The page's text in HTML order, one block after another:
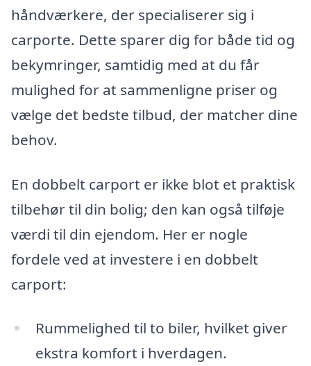
håndværkere, der specialiserer sig i
carporte. Dette sparer dig for både tid og
bekymringer, samtidig med at du får
mulighed for at sammenligne priser og
vælge det bedste tilbud, der matcher dine
behov.
En dobbelt carport er ikke blot et praktisk
tilbehør til din bolig; den kan også tilføje
værdi til din ejendom. Her er nogle
fordele ved at investere i en dobbelt
carport:
Rummelighed til to biler, hvilket giver
ekstra komfort i hverdagen.